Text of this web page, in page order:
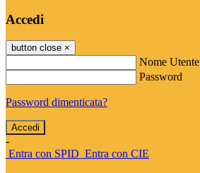
Accedi
button close ×
Nome Utente
Password
Password dimenticata?
-
Entra con SPID Entra con CIE